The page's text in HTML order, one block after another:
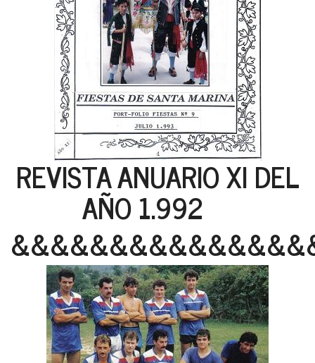
REVISTA ANUARIO XI DEL
AÑO 1.992